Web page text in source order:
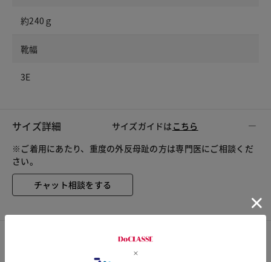
約240ｇ
靴幅
3E
サイズ詳細 サイズガイドは こちら
※ご着用にあたり、重度の外反母趾の方は専門医にご相談くだ
さい。
チャット相談をする